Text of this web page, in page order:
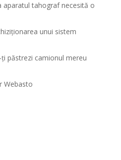
tahograf necesită o
unui sistem
păstrezi camionul mereu
Webasto